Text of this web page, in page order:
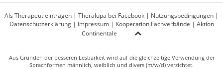
Als Therapeut eintragen | Theralupa bei Facebook | Nutzungsbedingungen |
Datenschutzerklärung| Impressum| Kooperation Fachverbände | Aktion
Continentale
Aus Gründen der besseren Lesbarkeit wird auf die gleichzeitige Verwendung der
Sprachformen männlich, weiblich und divers (m/w/d) verzichtet.